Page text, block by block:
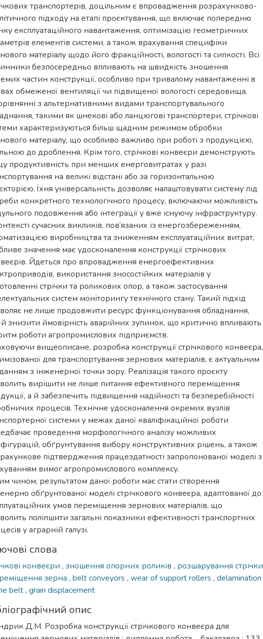
транспортерів, доцільним є впровадження розрахунково-
підходу на етапі проєктування, що включає попередню
експлуатаційного навантаження, оптимізацію геометричних
елементів системи, а також врахування специфіки
матеріалу щодо його фракційності, вологості та сипкості. Всі
безпосередньо впливають на швидкість зношення
частин конструкції, особливо при тривалому навантаженні в
обмеженої вентиляції чи підвищеної вологості середовища.
з альтернативними видами транспортувального
такими як шнекові або ланцюгові транспортери, стрічкові
характеризуються більш щадним режимом обробки
матеріалу, що особливо важливо при роботі з продукцією,
до дроблення. Крім того, стрічкові конвеєри демонструють
продуктивність при менших енерговитратах у разі
на великі відстані або за горизонтальною
Їхня універсальність дозволяє налаштовувати систему під
конкретного технологічного процесу, включаючи можливість
подовження або інтеграції у вже існуючу інфраструктуру.
сучасних викликів, пов’язаних із енергозбереженням,
виробництва та зниженням експлуатаційних витрат,
значення має удосконалення конструкції стрічкових
Йдеться про впровадження енергоефективних
використання зносостійких матеріалів у
стрічки та роликових опор, а також застосування
систем моніторингу технічного стану. Такий підхід
не лише продовжити ресурс функціонування обладнання,
знизити ймовірність аварійних зупинок, що критично впливають
роботи агропромислових підприємств.
вищеописане, розробка конструкції стрічкового конвеєра,
для транспортування зернових матеріалів, є актуальним
з інженерної точки зору. Реалізація такого проєкту
вирішити не лише питання ефективного переміщення
а й забезпечить підвищення надійності та безперебійності
процесів. Технічне удосконалення окремих вузлів
системи у межах даної кваліфікаційної роботи
проведення морфологічного аналізу можливих
обґрунтування вибору конструктивних рішень, а також
підтвердження працездатності запропонованої моделі з
вимог агропромислового комплексу.
чином, результатом даної роботи має стати створення
обґрунтованої моделі стрічкового конвеєра, адаптованої до
умов переміщення зернових матеріалів, що
поліпшити загальні показники ефективності транспортних
у аграрній галузі.
слова
конвеєри , зношення опорних роликів , розшарування стрічки
зерна , belt conveyors , wear of support rollers , delamination
belt, grain displacement
опис
Д.М. Розробка конструкції стрічкового конвеєра для